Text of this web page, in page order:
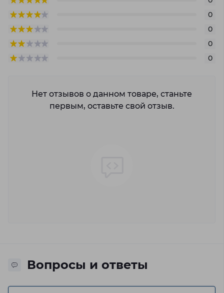
0
0
0
0
Нет отзывов о данном товаре, станьте
первым, оставьте свой отзыв.
Вопросы и ответы